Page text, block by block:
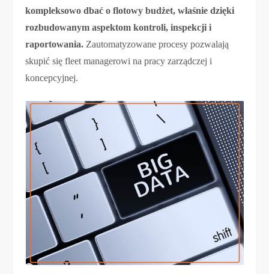
kompleksowo dbać o flotowy budżet, właśnie dzięki
rozbudowanym aspektom kontroli, inspekcji i
raportowania. Zautomatyzowane procesy pozwalają
skupić się fleet managerowi na pracy zarządczej i
koncepcyjnej.